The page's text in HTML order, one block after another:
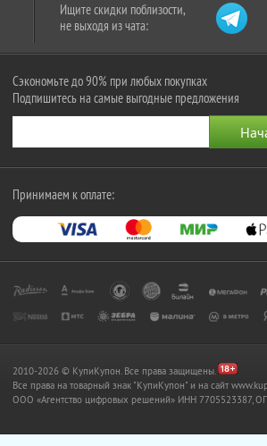
Ищите скидки поблизости,
не выходя из чата:
Сэкономьте до 90% при любых покупках
Подпишитесь на самые выгодные предложения
Принимаем к оплате:
2010-2026 © КупиКупон. Все права защищены.
Все права на товарный знак "КупиКупон" и на сайт
OOO «Агентство цифровых решений» ИНН 7705523387,